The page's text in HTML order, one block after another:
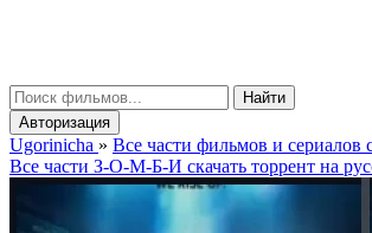
Найти
Авторизация
Ugorinicha » Все части фильмов и сериалов
Все части З-О-М-Б-И скачать торрент на